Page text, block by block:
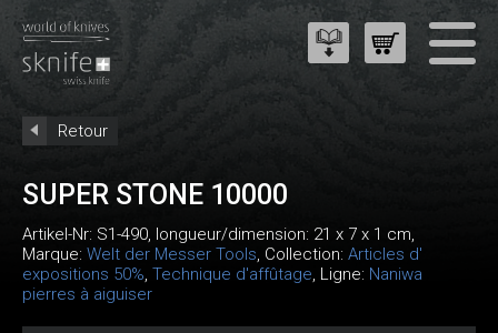
Retour
SUPER STONE 10000
Artikel-Nr: S1-490, longueur/dimension: 21 x 7 x 1 cm,
Marque: Welt der Messer Tools, Collection: Articles d'
expositions 50%, Technique d'affûtage, Ligne: Naniwa
pierres à aiguiser